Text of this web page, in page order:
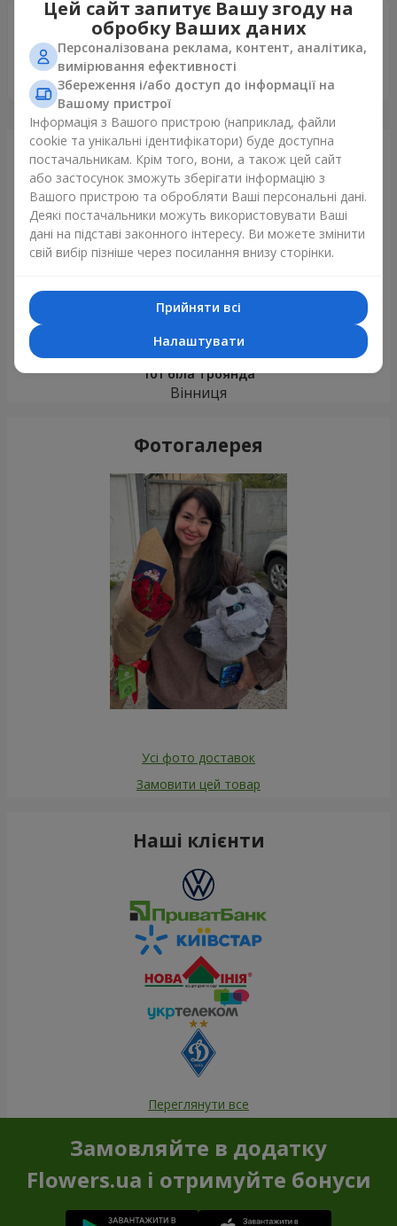
Шахин Ашуров 04.04.2019
5
Вы лучшие в этом деле! Все как всегда на высшем
уровне! Спасибо Вам.
Щойно доставили
101 біла троянда
Вінниця
Фотогалерея
Усі фото доставок
Замовити цей товар
Наші клієнти
Переглянути все
Замовляйте в додатку
Flowers.ua і отримуйте бонуси
Цей сайт запитує Вашу згоду на
обробку Ваших даних
Персоналізована реклама, контент, аналітика,
вимірювання ефективності
Збереження і/або доступ до інформації на
Вашому пристрої
Інформація з Вашого пристрою (наприклад, файли
cookie та унікальні ідентифікатори) буде доступна
постачальникам. Крім того, вони, а також цей сайт
або застосунок зможуть зберігати інформацію з
Вашого пристрою та обробляти Ваші персональні дані.
Деякі постачальники можуть використовувати Ваші
дані на підставі законного інтересу. Ви можете змінити
свій вибір пізніше через посилання внизу сторінки.
Прийняти всі
Налаштувати